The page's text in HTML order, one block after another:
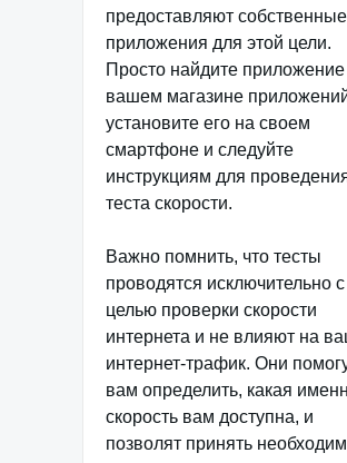
предоставляют собственные
приложения для этой цели.
Просто найдите приложение
вашем магазине
установите его на своем
смартфоне и следуйте
инструкциям для
теста скорости.
Важно помнить, что тесты
проводятся исключительно с
целью проверки скорости
интернета и не влияют на
интернет-трафик. Они
вам определить, какая
скорость вам доступна, и
позволят принять